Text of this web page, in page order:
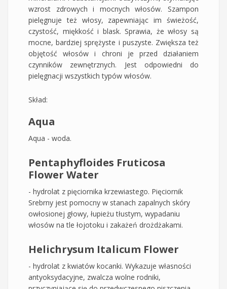
wzrost zdrowych i mocnych włosów. Szampon
pielęgnuje też włosy, zapewniając im świeżość,
czystość, miękkość i blask. Sprawia, że włosy są
mocne, bardziej sprężyste i puszyste. Zwiększa też
objętość włosów i chroni je przed działaniem
czynników zewnętrznych. Jest odpowiedni do
pielęgnacji wszystkich typów włosów.
Skład:
Aqua
Aqua - woda.
Pentaphyfloides Fruticosa
Flower Water
- hydrolat z pięciornika krzewiastego. Pięciornik
Srebrny jest pomocny w stanach zapalnych skóry
owłosionej głowy, łupieżu tłustym, wypadaniu
włosów na tle łojotoku i zakażeń drożdżakami.
Helichrysum Italicum Flower
- hydrolat z kwiatów kocanki. Wykazuje własności
antyoksydacyjne, zwalcza wolne rodniki,